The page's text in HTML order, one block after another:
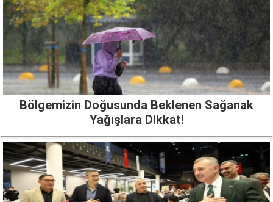
Bölgemizin Doğusunda Beklenen Sağanak
Yağışlara Dikkat!